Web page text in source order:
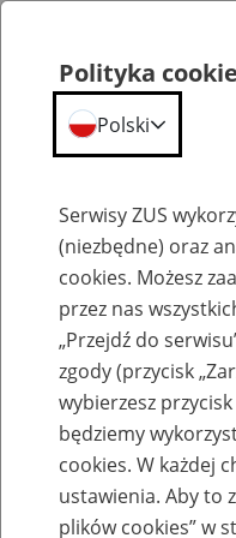
Emerytury
Baza
Polityka
Polski
Serwisy ZUS
(niezbędne) oraz
cookies. Możesz
przez nas
„Przejdź do
zgody (przycisk
wybierzesz
będziemy
cookies. W każdej
ustawienia. Aby to
plików cookies” w